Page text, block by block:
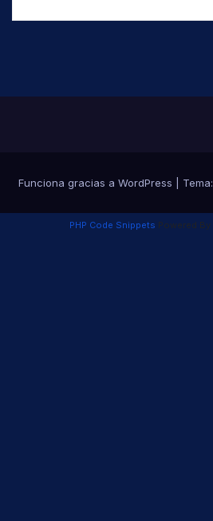
Funciona gracias a WordPress Tema:
PHP Code Snippets Powered By :